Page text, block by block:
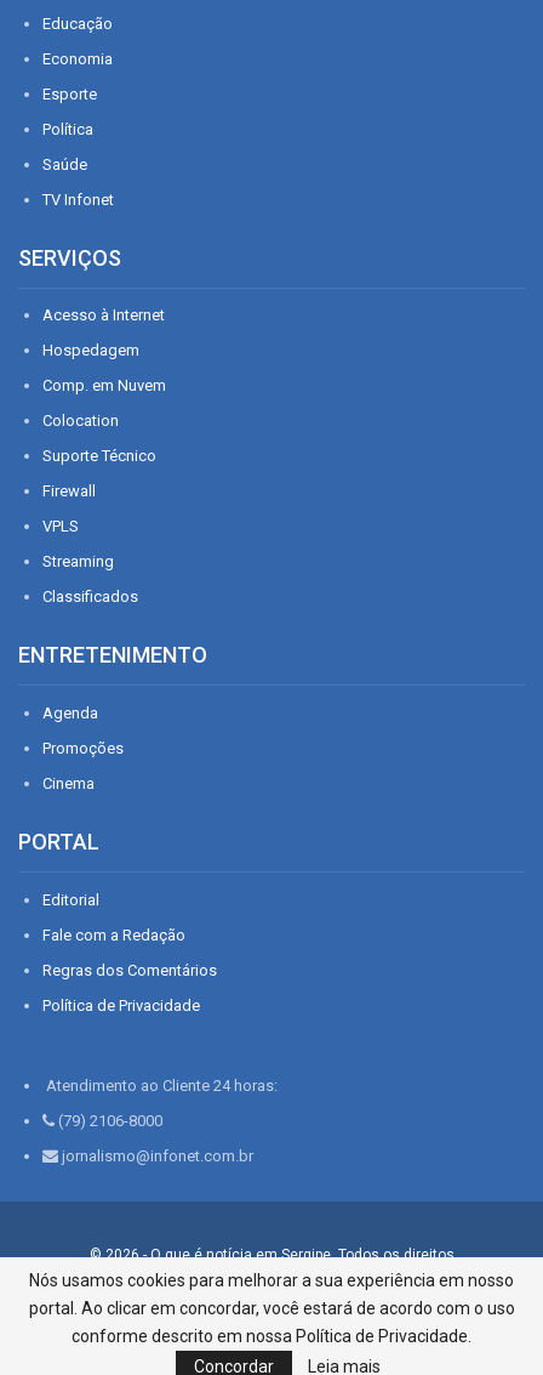
Educação
Economia
Esporte
Política
Saúde
TV Infonet
SERVIÇOS
Acesso à Internet
Hospedagem
Comp. em Nuvem
Colocation
Suporte Técnico
Firewall
VPLS
Streaming
Classificados
ENTRETENIMENTO
Agenda
Promoções
Cinema
PORTAL
Editorial
Fale com a Redação
Regras dos Comentários
Política de Privacidade
Atendimento ao Cliente 24 horas:
(79) 2106-8000
jornalismo@infonet.com.br
© 2026 - O que é notícia em Sergipe. Todos os direitos
reservados.
Infonet - Rua Monsenhor Silveira 276, Bairro São José |
Aracaju-SE, CEP 49015-030, Fone: 79.2106.8000 - CI Centro de
Informações LTDA
Nós usamos cookies para melhorar a sua experiência em nosso
portal. Ao clicar em concordar, você estará de acordo com o uso
conforme descrito em nossa Política de Privacidade.
Concordar
Leia mais